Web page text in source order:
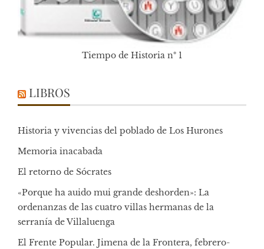
Tiempo de Historia nº 1
LIBROS
Historia y vivencias del poblado de Los Hurones
Memoria inacabada
El retorno de Sócrates
«Porque ha auido mui grande deshorden»: La
ordenanzas de las cuatro villas hermanas de la
serranía de Villaluenga
El Frente Popular. Jimena de la Frontera, febrero-